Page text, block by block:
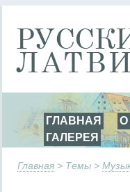
ГЛАВНАЯ О
ГАЛЕРЕЯ
Главная > Темы >